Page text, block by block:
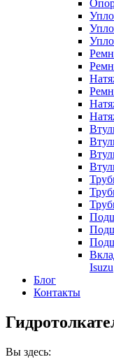
Isuzu
Блог
Контакты
Вы здесь: